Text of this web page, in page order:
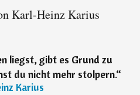
Karl-Heinz Karius
liegst, gibt es Grund zu
du nicht mehr stolpern.“
Karius